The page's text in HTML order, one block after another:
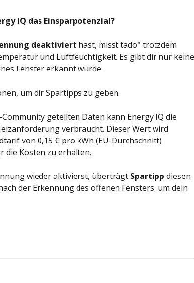
IQ das Einsparpotenzial?
deaktiviert hast, misst tado° trotzdem
und Luftfeuchtigkeit. Es gibt dir nur keine
Fenster erkannt wurde.
um dir Spartipps zu geben.
geteilten Daten kann Energy IQ die
verbraucht. Dieser Wert wird
von 0,15 € pro kWh (EU-Durchschnitt)
die Kosten zu erhalten.
wieder aktivierst, überträgt Spartipp diesen
der Erkennung des offenen Fensters, um dein